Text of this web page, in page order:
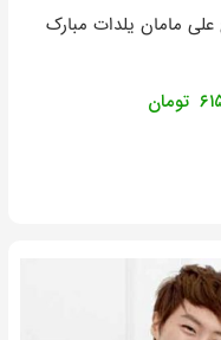
مامان یلدات مبارک
تومان